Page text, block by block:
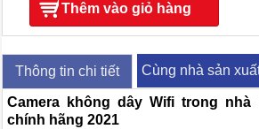
Thêm vào giỏ hàng
Thông tin chi tiết Cùng nhà sản
Camera không dây Wifi trong nhà
chính hãng 2021